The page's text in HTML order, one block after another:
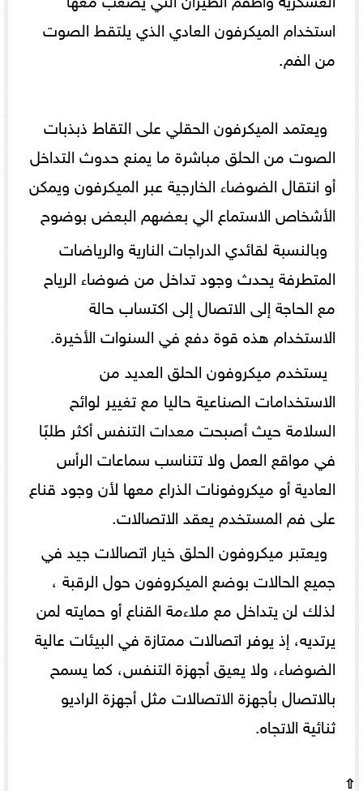
استخدام الميكرفون العادي الذي يلتقط الصوت
من الفم.
ويعتمد الميكرفون الحقلي على التقاط ذبذبات
الصوت من الحلق مباشرة ما يمنع حدوث التداخل
أو انتقال الضوضاء الخارجية عبر الميكرفون ويمكن
الأشخاص الاستماع الي بعضهم البعض بوضوح
وبالنسبة لقائدي الدراجات النارية والرياضات
المتطرفة يحدث وجود تداخل من ضوضاء الرياح
مع الحاجة إلى الاتصال إلى اكتساب حالة
الاستخدام هذه قوة دفع في السنوات الأخيرة.
يستخدم ميكروفون الحلق العديد من
الاستخدامات الصناعية حاليا مع تغيير لوائح
السلامة حيث أصبحت معدات التنفس أكثر طلبًا
في مواقع العمل ولا تتناسب سماعات الرأس
العادية أو ميكروفونات الذراع معها لأن وجود قناع
على فم المستخدم يعقد الاتصالات.
ويعتبر ميكروفون الحلق خيار اتصالات جيد في
جميع الحالات بوضع الميكروفون حول الرقبة ،
لذلك لن يتداخل مع ملاءمة القناع أو حمايته لمن
يرتديه، إذ يوفر اتصالات ممتازة في البيئات عالية
الضوضاء، ولا يعيق أجهزة التنفس، كما يسمح
بالاتصال بأجهزة الاتصالات مثل أجهزة الراديو
ثنائية الاتجاه.
⇧